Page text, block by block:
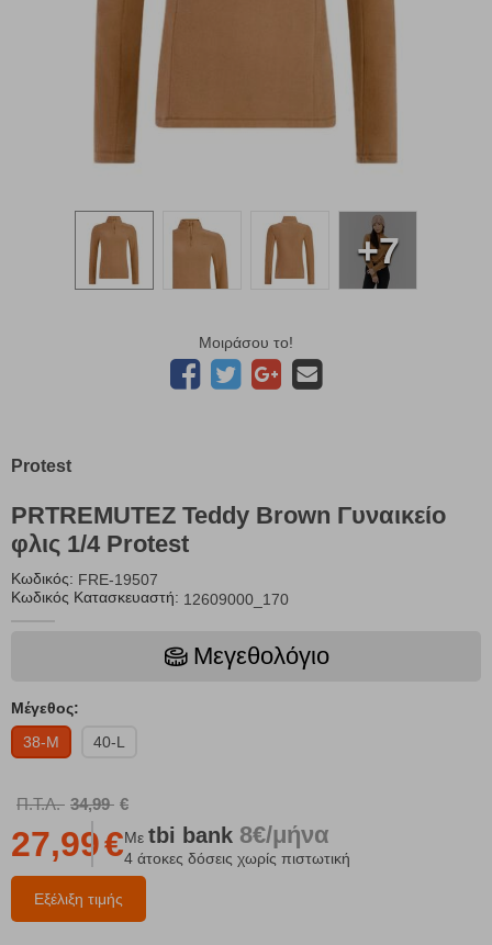
+7
Μοιράσου το!
Protest
PRTREMUTEZ Teddy Brown Γυναικείο
φλις 1/4 Protest
Κωδικός: FRE-19507
Κωδικός Κατασκευαστή: 12609000_170
Μεγεθολόγιο
Μέγεθος:
38-M
40-L
Π.Τ.Λ. 34,99 €
Εξέλιξη τιμής
27,99€Με tbi bank 8€/μήνα
4 άτοκες δόσεις χωρίς πιστωτική